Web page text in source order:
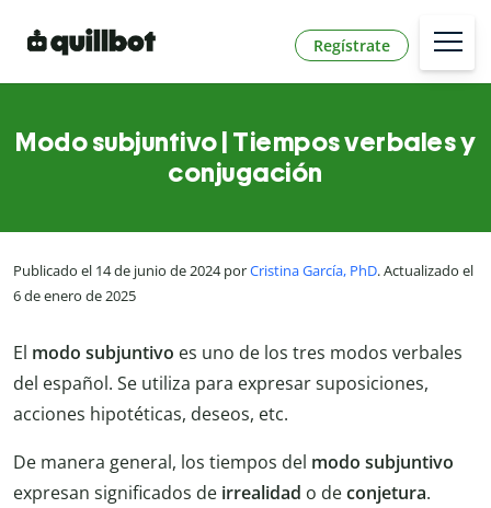
Regístrate
Modo subjuntivo | Tiempos verbales y
conjugación
Publicado el 14 de junio de 2024 porCristina García, PhD. Actualizado el
6 de enero de 2025
El modo subjuntivo es uno de los tres modos verbales
del español. Se utiliza para expresar suposiciones,
acciones hipotéticas, deseos, etc.
De manera general, los tiempos del modo subjuntivo
expresan significados de irrealidad o deconjetura.